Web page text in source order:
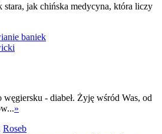
stara, jak chińska medycyna, która liczy
baniek
- diabeł. Żyję wśród Was, od
»
Roseb